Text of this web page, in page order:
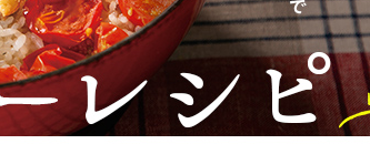
）
ト